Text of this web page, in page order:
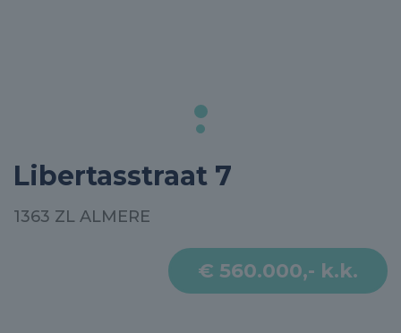
Libertasstraat 7
1363 ZL ALMERE
€ 560.000,- k.k.